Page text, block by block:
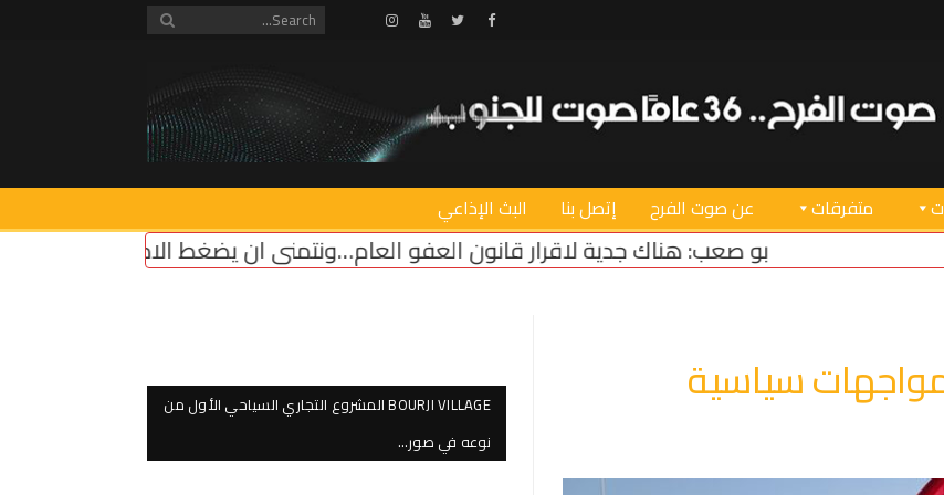
Facebook
Twitter
Youtube
Instagram
متفرقات عن صوت الفرح إتصل بنا البث الإذاعي
هناك جدية لاقرار قانون العفو العام…ونتمنى ان يضغط الاميركي على “اسرائيل” لوقف اطلاق النار
سياسية
BOURJI VILLAGE المشروع التجاري السياحي الأول من
نوعه في صور…